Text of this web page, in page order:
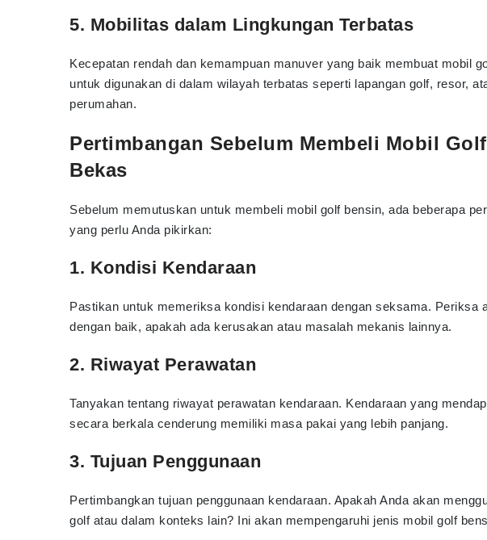
5. Mobilitas dalam Lingkungan Terbatas
Kecepatan rendah dan kemampuan manuver yang baik membuat mobil
untuk digunakan di dalam wilayah terbatas seperti lapangan golf, resor,
perumahan.
Pertimbangan Sebelum Membeli Mobil
Bekas
Sebelum memutuskan untuk membeli mobil golf bensin, ada beberapa
yang perlu Anda pikirkan:
1. Kondisi Kendaraan
Pastikan untuk memeriksa kondisi kendaraan dengan seksama. Periksa
dengan baik, apakah ada kerusakan atau masalah mekanis lainnya.
2. Riwayat Perawatan
Tanyakan tentang riwayat perawatan kendaraan. Kendaraan yang
secara berkala cenderung memiliki masa pakai yang lebih panjang.
3. Tujuan Penggunaan
Pertimbangkan tujuan penggunaan kendaraan. Apakah Anda akan
golf atau dalam konteks lain? Ini akan mempengaruhi jenis mobil golf